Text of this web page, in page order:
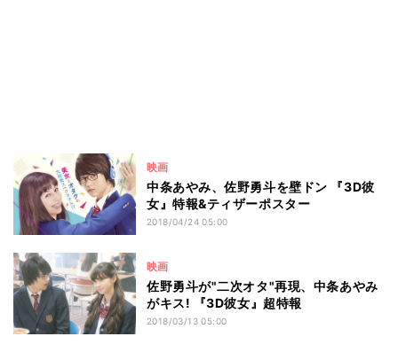
映画
中条あやみ、佐野勇斗を壁ドン 『3D彼
女』特報&ティザーポスター
2018/04/24 05:00
映画
佐野勇斗が"二次オタ"再現、中条あやみ
がキス! 『3D彼女』超特報
2018/03/13 05:00